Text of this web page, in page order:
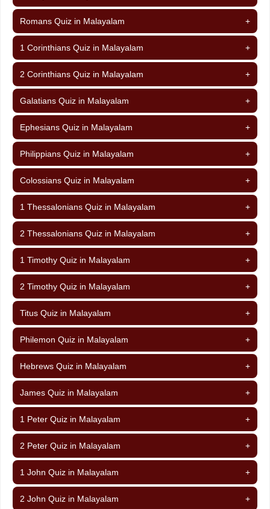
Romans Quiz in Malayalam +
1 Corinthians Quiz in Malayalam +
2 Corinthians Quiz in Malayalam +
Galatians Quiz in Malayalam +
Ephesians Quiz in Malayalam +
Philippians Quiz in Malayalam +
Colossians Quiz in Malayalam +
1 Thessalonians Quiz in Malayalam +
2 Thessalonians Quiz in Malayalam +
1 Timothy Quiz in Malayalam +
2 Timothy Quiz in Malayalam +
Titus Quiz in Malayalam +
Philemon Quiz in Malayalam +
Hebrews Quiz in Malayalam +
James Quiz in Malayalam +
1 Peter Quiz in Malayalam +
2 Peter Quiz in Malayalam +
1 John Quiz in Malayalam +
2 John Quiz in Malayalam +